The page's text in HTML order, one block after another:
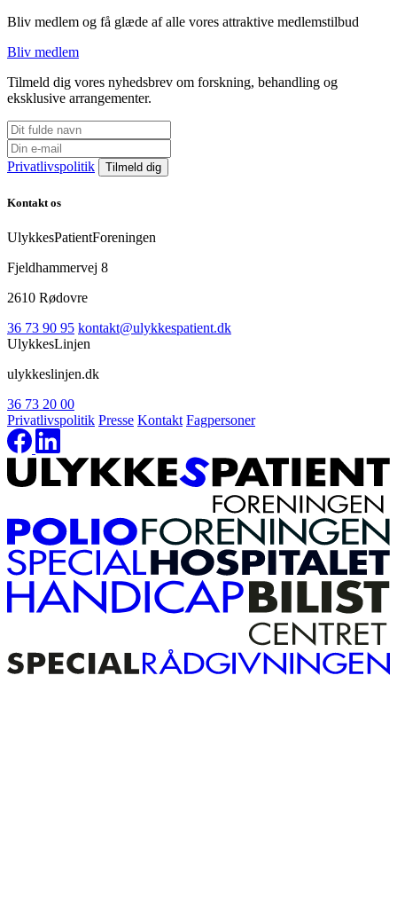
Bliv medlem og få glæde af alle vores attraktive medlemstilbud
Bliv medlem
Tilmeld dig vores nyhedsbrev om forskning, behandling og
eksklusive arrangementer.
Privatlivspolitik
Kontakt os
UlykkesPatientForeningen
Fjeldhammervej 8
2610 Rødovre
36 73 90 95 kontakt@ulykkespatient.dk
UlykkesLinjen
ulykkeslinjen.dk
36 73 20 00
Privatlivspolitik Presse Kontakt Fagpersoner